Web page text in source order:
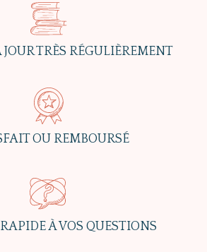
TRÈS RÉGULIÈREMENT
OU REMBOURSÉ
À VOS QUESTIONS